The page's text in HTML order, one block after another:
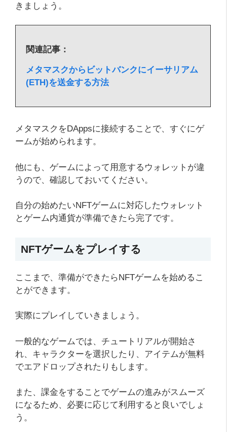
きましょう。
関連記事：
メタマスクからビットバンクにイーサリアム
(ETH)を送金する方法
メタマスクをDAppsに接続することで、すぐにゲ
ームが始められます。
他にも、ゲームによって用意するウォレットが違
うので、確認しておいてください。
自分の始めたいNFTゲームに対応したウォレット
とゲーム内通貨が準備できたら完了です。
NFTゲームをプレイする
ここまで、準備ができたらNFTゲームを始めるこ
とができます。
実際にプレイしていきましょう。
一般的なゲームでは、チュートリアルが開始さ
れ、キャラクターを選択したり、アイテムが無料
でエアドロップされたりもします。
また、課金をすることでゲームの進みがスムーズ
になるため、必要に応じて利用すると良いでしょ
う。